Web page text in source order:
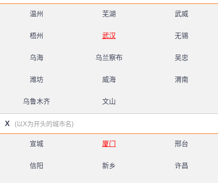
温州 芜湖 武威
梧州 武汉 无锡
乌海 乌兰察布 吴忠
潍坊 威海 渭南
乌鲁木齐 文山
X (以X为开头的城市名)
宣城 厦门 邢台
信阳 新乡 许昌